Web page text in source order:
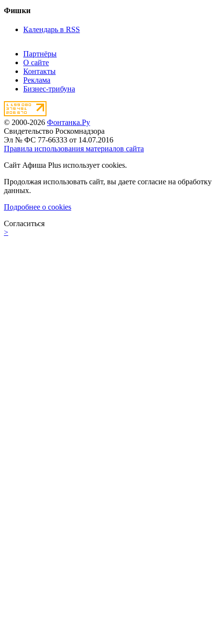
Фишки
Календарь в RSS
Партнёры
О сайте
Контакты
Реклама
Бизнес-трибуна
© 2000-2026 Фонтанка.Ру
Свидетельство Роскомнадзора
Эл № ФС 77-66333 от 14.07.2016
Правила использования материалов сайта
Сайт Афиша Plus использует cookies.
Продолжая использовать сайт, вы даете согласие на обработку
данных.
Подробнее о cookies
Согласиться
>